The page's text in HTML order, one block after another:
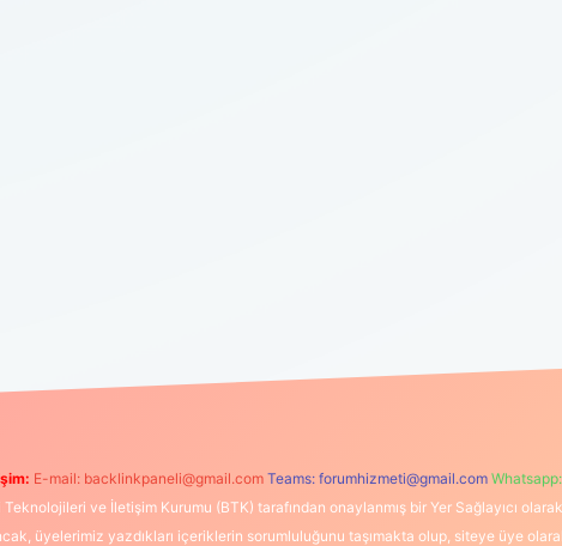
E-mail: backlinkpaneli@gmail.com Teams: forumhizmeti@gmail.com
Teknolojileri ve İletişim Kurumu (BTK) tarafından onaylanmış bir Yer Sağlayıcı
üyelerimiz yazdıkları içeriklerin sorumluluğunu taşımakta olup, siteye üye